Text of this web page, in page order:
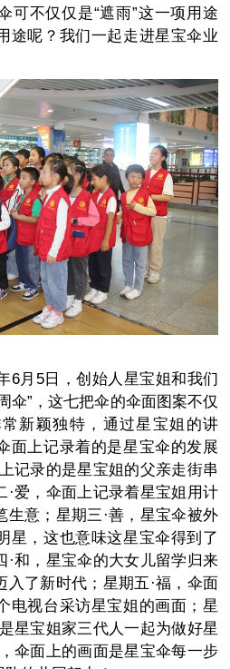
可不仅仅是“遮雨”这一项用途
途呢？我们一起走进星宝伞业
月5日，创始人星宝姐和我们
伞”，这七把伞的伞面图案不仅
新颖独特，通过星宝姐的讲
面上记录着的是星宝伞的发展
记录的是星宝姐的父亲走街串
·爱，伞面上记录着星宝姐用计
生意；星期三·善，星宝伞被外
星，这也意味这星宝伞得到了
·和，星宝伞的大女儿留学归来
入了新时代；星期五·福，伞面
电视台采访星宝姐的画面；星
星宝姐家三代人一起为做好星
伞面上的画面是星宝伞每一步